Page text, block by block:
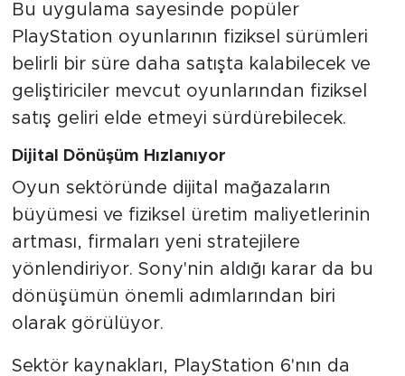
Bu uygulama sayesinde popüler
PlayStation oyunlarının fiziksel sürümleri
belirli bir süre daha satışta kalabilecek ve
geliştiriciler mevcut oyunlarından fiziksel
satış geliri elde etmeyi sürdürebilecek.
Dijital Dönüşüm Hızlanıyor
Oyun sektöründe dijital mağazaların
büyümesi ve fiziksel üretim maliyetlerinin
artması, firmaları yeni stratejilere
yönlendiriyor. Sony'nin aldığı karar da bu
dönüşümün önemli adımlarından biri
olarak görülüyor.
Sektör kaynakları, PlayStation 6'nın da